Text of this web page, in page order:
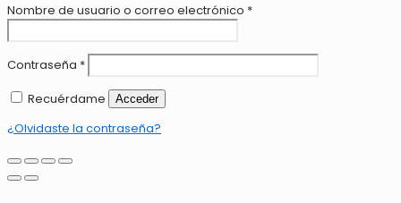
Nombre de usuario o correo electrónico *
Contraseña *
Recuérdame
Acceder
¿Olvidaste la contraseña?